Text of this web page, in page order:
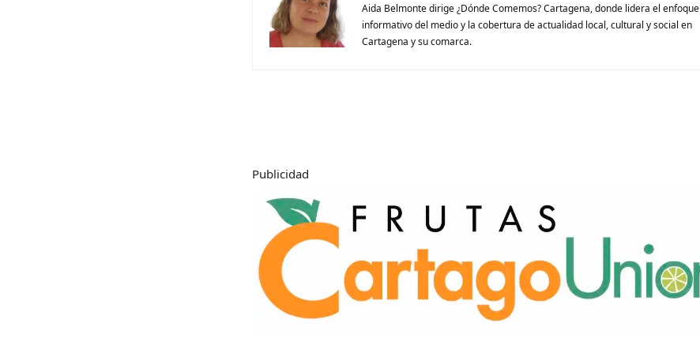
Aida Belmonte dirige ¿Dónde Comemos? Cartagena, donde lidera el enfoque
informativo del medio y la cobertura de actualidad local, cultural y social en
Cartagena y su comarca.
Publicidad